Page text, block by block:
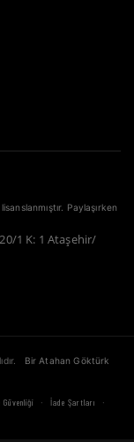
Paylaşırken
1 K: 1 Ataşehir/
Bir Atahan Göktürk
Güvenliği · İade Şartları ·